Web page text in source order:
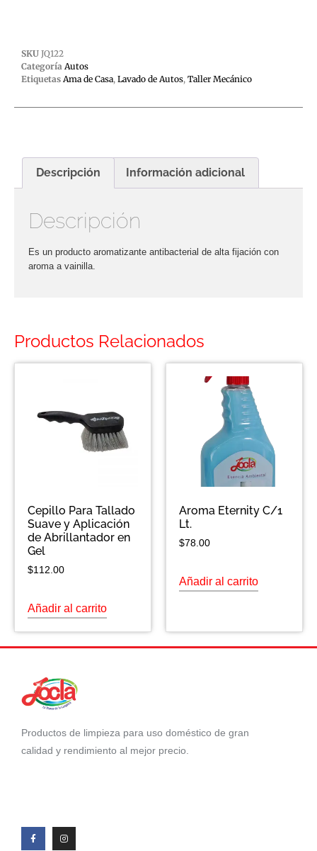
Productos Relacionados
Cepillo Para Tallado
Suave y Aplicación
de Abrillantador en
Gel
$112.00
Añadir al carrito
Aroma Eternity C/1
Lt.
$78.00
Añadir al carrito
SKU JQ122
Categoría Autos
Etiquetas Ama de Casa, Lavado de Autos, Taller Mecánico
Descripción Información adicional
Descripción
Es un producto aromatizante antibacterial de alta fijación con
aroma a vainilla.
Productos de limpieza para uso doméstico de gran
calidad y rendimiento al mejor precio.